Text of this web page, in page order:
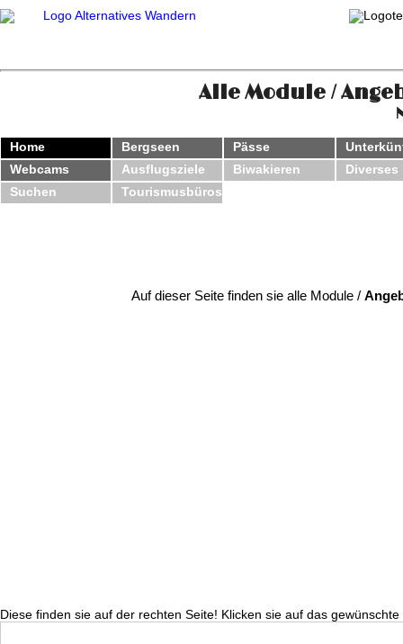
Alle Module /
Home Bergseen Pässe
Webcams
Ausflugsziele Biwakieren
Diverses
Suchen
Tourismusbüros
Auf dieser Seite finden sie alle Module /
Diese finden sie auf der rechten Seite! Klicken sie auf das